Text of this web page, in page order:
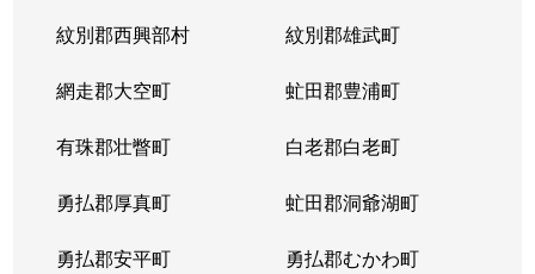
紋別郡西興部村 紋別郡雄武町
網走郡大空町 虻田郡豊浦町
有珠郡壮瞥町 白老郡白老町
勇払郡厚真町 虻田郡洞爺湖町
勇払郡安平町 勇払郡むかわ町